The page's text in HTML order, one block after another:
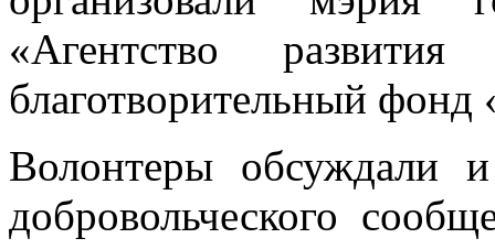
«Агентство
благотворительный фонд
Волонтеры обсуждали
добровольческого